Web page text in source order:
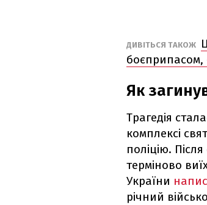
ДИВІТЬСЯ ТАКОЖ
боєприпасом,
Як
Трагедія
комплексі
поліцію.
терміново
України
річний